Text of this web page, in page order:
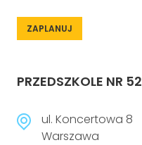
ZAPLANUJ
PRZEDSZKOLE NR 52
ul. Koncertowa 8
Warszawa